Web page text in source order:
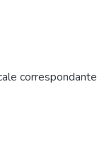
correspondante